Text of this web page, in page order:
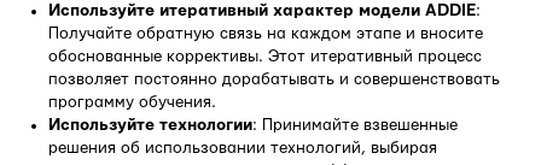
Используйте итеративный характер модели ADDIE:
Получайте обратную связь на каждом этапе и вносите
обоснованные коррективы. Этот итеративный процесс
позволяет постоянно дорабатывать и совершенствовать
программу обучения.
Используйте технологии: Принимайте взвешенные
решения об использовании технологий, выбирая